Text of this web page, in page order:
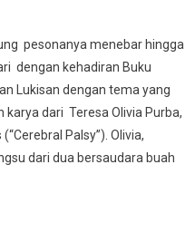
pesonanya menebar hingga
dengan kehadiran Buku
Lukisan dengan tema yang
dari Teresa Olivia Purba,
Palsy”). Olivia,
dari dua bersaudara buah